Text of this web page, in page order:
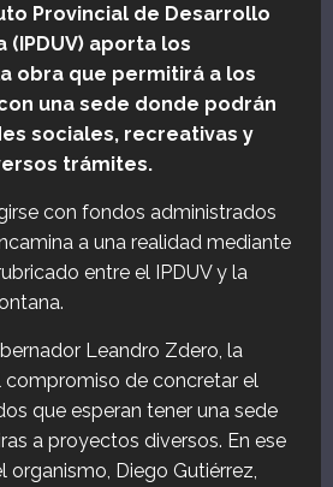
Provincial de Desarrollo
(IPDUV) aporta los
obra que permitirá a los
una sede donde podrán
sociales, recreativas y
trámites.
con fondos administrados
a una realidad mediante
entre el IPDUV y la
Leandro Zdero, la
compromiso de concretar el
que esperan tener una sede
a proyectos diversos. En ese
organismo, Diego Gutiérrez,